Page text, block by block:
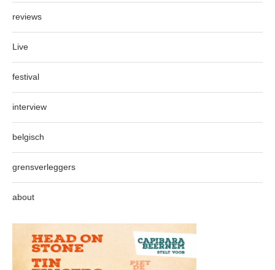
reviews
Live
festival
interview
belgisch
grensverleggers
about